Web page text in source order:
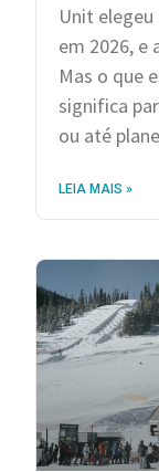
Unit
em 2026, e
Mas o que
significa
ou até
LEIA MAIS »